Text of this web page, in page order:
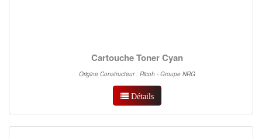
Cartouche Toner Cyan
Origine Constructeur : Ricoh - Groupe NRG
Détails